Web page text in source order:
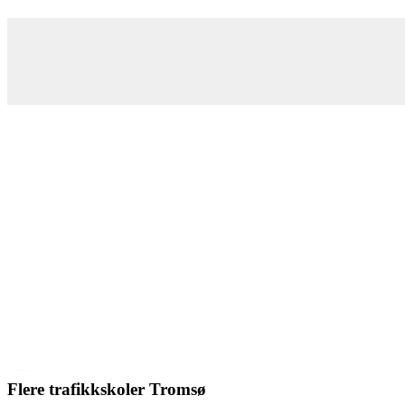
Flere trafikkskoler Tromsø